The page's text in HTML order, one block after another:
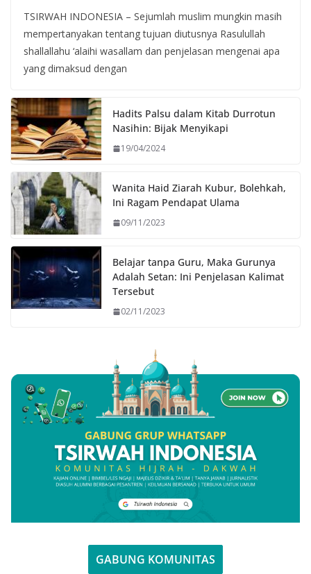
TSIRWAH INDONESIA – Sejumlah muslim mungkin masih
mempertanyakan tentang tujuan diutusnya Rasulullah
shallallahu ‘alaihi wasallam dan penjelasan mengenai apa
yang dimaksud dengan
Hadits Palsu dalam Kitab Durrotun
Nasihin: Bijak Menyikapi
19/04/2024
Wanita Haid Ziarah Kubur, Bolehkah,
Ini Ragam Pendapat Ulama
09/11/2023
Belajar tanpa Guru, Maka Gurunya
Adalah Setan: Ini Penjelasan Kalimat
Tersebut
02/11/2023
GABUNG KOMUNITAS